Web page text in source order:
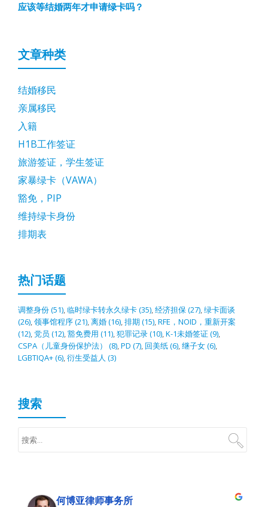
应该等结婚两年才申请绿卡吗？
文章种类
结婚移民
亲属移民
入籍
H1B工作签证
旅游签证，学生签证
家暴绿卡（VAWA）
豁免，PIP
维持绿卡身份
排期表
热门话题
调整身份(51),临时绿卡转永久绿卡(35),经济担保(27),绿卡面谈
(26),领事馆程序(21),离婚(16),排期 (15),RFE，NOID，重新开案
(12), 党员 (12),豁免费用 (11),犯罪记录(10),K-1未婚签证(9),
CSPA（儿童身份保护法）
(8),PD (7), 回美纸(6),继子女(6),
LGBTIQA+(6),衍生受益人 (3)
搜索
何博亚律师事务所